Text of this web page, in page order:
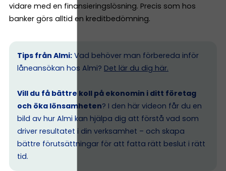
vidare med en finansieringslösning. Precis som hos
banker görs alltid en kreditbedömning.
Tips från Almi: Vad behöver man förbereda inför
låneansökan hos Almi? Det lär du dig här.
Vill du få bättre koll på ekonomin i ditt företag
och öka lönsamheten? I den här videon får du en
bild av hur Almi kan hjälpa dig att förstå vad som
driver resultatet i din verksamhet – och skapa
bättre förutsättningar för att fatta rätt beslut i rätt
tid.